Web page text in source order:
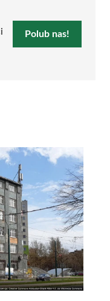
Polub nas!